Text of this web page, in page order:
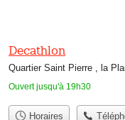
Decathlon
Quartier Saint Pierre , la
Ouvert jusqu'à 19h30
Horaires